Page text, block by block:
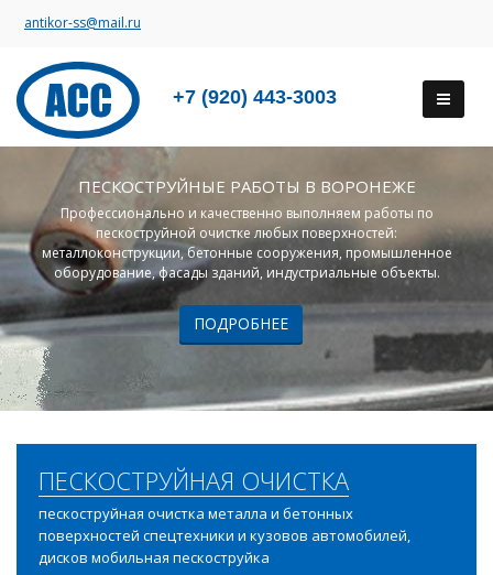
antikor-ss@mail.ru
+7 (920) 443-3003
ПЕСКОСТРУЙНЫЕ РАБОТЫ В ВОРОНЕЖЕ
Профессионально и качественно выполняем работы по
пескоструйной очистке любых поверхностей:
металлоконструкции, бетонные сооружения, промышленное
оборудование, фасады зданий, индустриальные объекты.
ПОДРОБНЕЕ
ПЕСКОСТРУЙНАЯ ОЧИСТКА
пескоструйная очистка металла и бетонных
поверхностей спецтехники и кузовов автомобилей,
дисков мобильная пескоструйка